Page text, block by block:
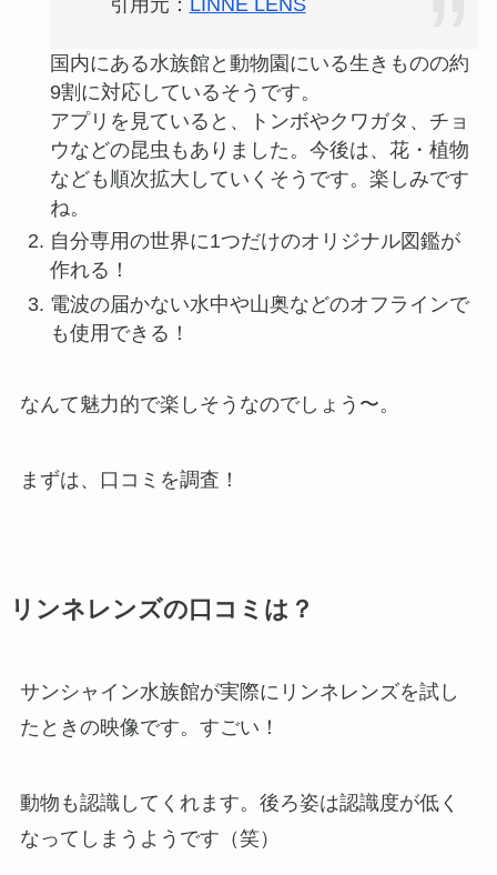
国内にある水族館と動物園にいる生きものの約
9割に対応しているそうです。
アプリを見ていると、トンボやクワガタ、チョ
ウなどの昆虫もありました。今後は、花・植物
なども順次拡大していくそうです。楽しみです
ね。
自分専用の世界に1つだけのオリジナル図鑑が
作れる！
電波の届かない水中や山奥などのオフラインで
も使用できる！
なんて魅力的で楽しそうなのでしょう〜。
まずは、口コミを調査！
リンネレンズの口コミは？
サンシャイン水族館が実際にリンネレンズを試し
たときの映像です。すごい！
動物も認識してくれます。後ろ姿は認識度が低く
なってしまうようです（笑）